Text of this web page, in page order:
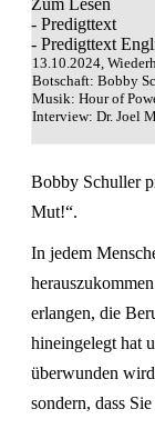
Zum Lesen
- Predigttext
- Predigttext
13.10.2024,
Botschaft: Bobby
Musik: Hour of
Interview: Dr. Joel
Bobby Schuller
Mut!“.
In jedem
erlangen, die
hineingelegt hat
überwunden
sondern, dass